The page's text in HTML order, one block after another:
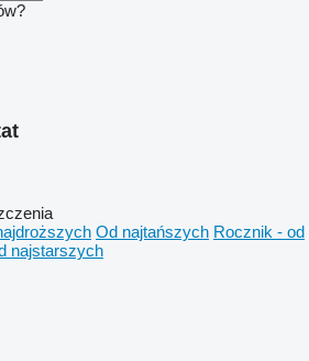
Od najtańszych Rocznik - od
najstarszych